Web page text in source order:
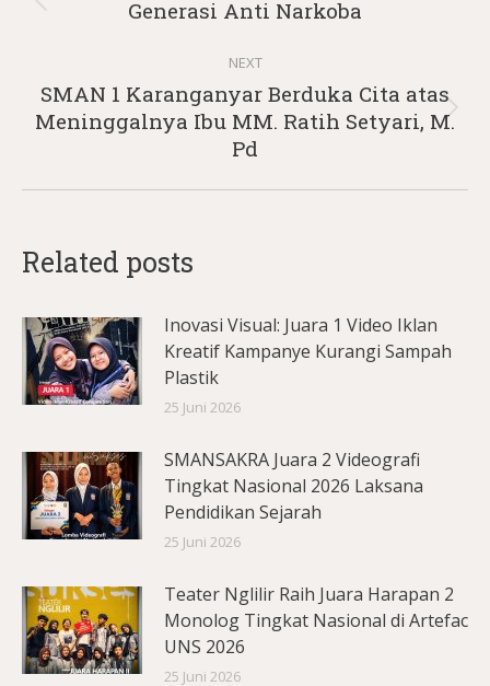
Previous
Generasi Anti Narkoba
NEXT
Next
post:
SMAN 1 Karanganyar Berduka Cita atas
Meninggalnya Ibu MM. Ratih Setyari, M.
Pd
Related posts
Inovasi Visual: Juara 1 Video Iklan
Kreatif Kampanye Kurangi Sampah
Plastik
25 Juni 2026
SMANSAKRA Juara 2 Videografi
Tingkat Nasional 2026 Laksana
Pendidikan Sejarah
25 Juni 2026
Teater Nglilir Raih Juara Harapan 2
Monolog Tingkat Nasional di Artefac
UNS 2026
25 Juni 2026